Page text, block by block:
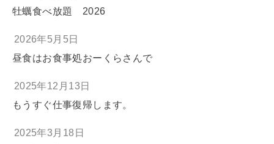
牡蠣食べ放題 2026
2026年5月5日
昼食はお食事処おーくらさんで
2025年12月13日
もうすぐ仕事復帰します。
2025年3月18日